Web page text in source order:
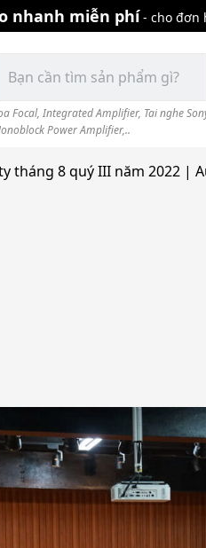
nhanh miễn phí- cho đơn
kiếm:
Focal, Integrated Amplifier, Tai nghe
Power Amplifier,..
tháng 8 quý III năm 2022 |